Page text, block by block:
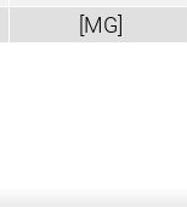
[MG]